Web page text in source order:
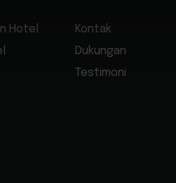
Hotel
Kontak
Dukungan
Testimoni